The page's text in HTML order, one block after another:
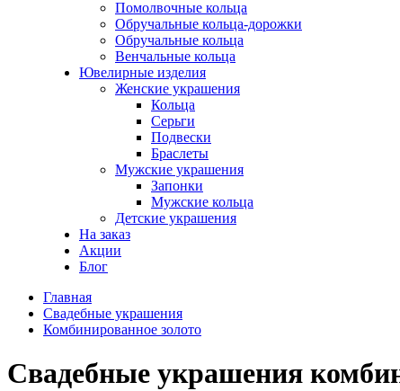
Помолвочные кольца
Обручальные кольца-дорожки
Обручальные кольца
Венчальные кольца
Ювелирные изделия
Женские украшения
Кольца
Серьги
Подвески
Браслеты
Мужские украшения
Запонки
Мужские кольца
Детские украшения
На заказ
Акции
Блог
Главная
Свадебные украшения
Комбинированное золото
Свадебные украшения